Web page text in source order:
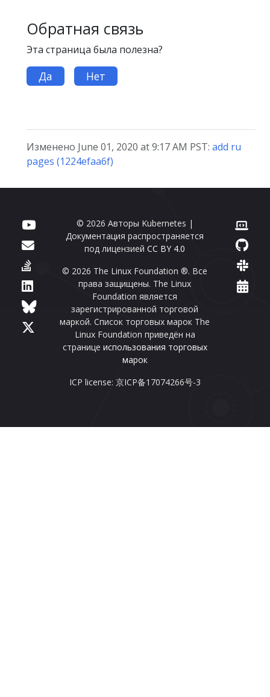
Обратная связь
Эта страница была полезна?
Да Нет
Изменено June 01, 2020 at 9:17 AM PST: add ru
pages (1224efaa6f)
© 2026 Авторы Kubernetes |
Документация распространяется
под лицензиейCC BY 4.0
© 2026 The Linux Foundation ®. Все
права защищены. The Linux
Foundation является
зарегистрированной торговой
маркой. Список торговых марок The
Linux Foundation приведён на
странице использования торговых
марок
ICP license: 京ICP备17074266号-3